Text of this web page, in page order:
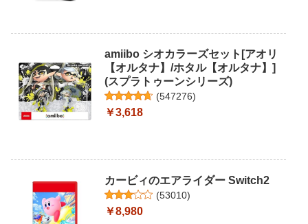
amiibo シオカラーズセット[アオリ
【オルタナ】/ホタル【オルタナ】]
(スプラトゥーンシリーズ)
(547276)
￥3,618
カービィのエアライダー Switch2
(53010)
￥8,980